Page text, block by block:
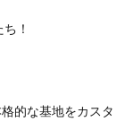
！
的な基地をカスタ